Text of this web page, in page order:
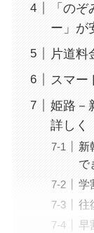
「の
ー」が
片道料
スマー
姫路－
詳しく
新
で
学
往
早